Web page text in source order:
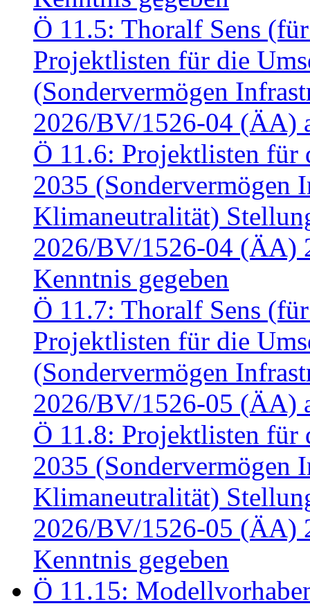
Ö 11.5: Thoralf Sens
Projektlisten für die
(Sondervermögen
2026/BV/1526-04 (ÄA)
Ö 11.6: Projektlisten für
2035 (Sondervermögen
Klimaneutralität)
2026/BV/1526-04 (ÄA)
Kenntnis gegeben
Ö 11.7: Thoralf Sens
Projektlisten für die
(Sondervermögen
2026/BV/1526-05 (ÄA)
Ö 11.8: Projektlisten für
2035 (Sondervermögen
Klimaneutralität)
2026/BV/1526-05 (ÄA)
Kenntnis gegeben
Ö 11.15: